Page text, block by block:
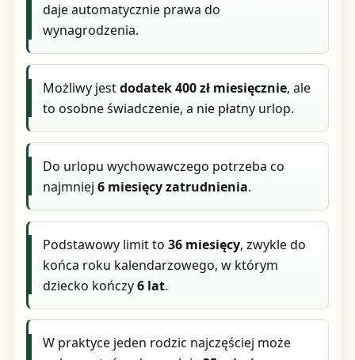
daje automatycznie prawa do
wynagrodzenia.
Możliwy jestdodatek 400 zł miesięcznie, ale
to osobne świadczenie, a nie płatny urlop.
Do urlopu wychowawczego potrzeba co
najmniej6 miesięcy zatrudnienia.
Podstawowy limit to36 miesięcy, zwykle do
końca roku kalendarzowego, w którym
dziecko kończy6 lat.
W praktyce jeden rodzic najczęściej może